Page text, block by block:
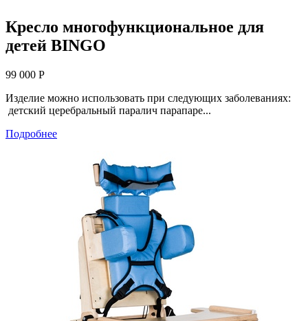
Кресло многофункциональное для
детей BINGO
99 000 Р
Изделие можно использовать при следующих заболеваниях:
детский церебральный паралич парапаре...
Подробнее